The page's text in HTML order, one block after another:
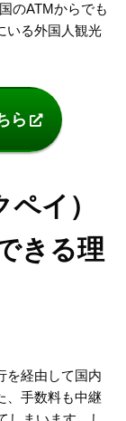
のATMからでも
いる外国人観光
ら
イ）
きる理
を経由して国内
、手数料も中継